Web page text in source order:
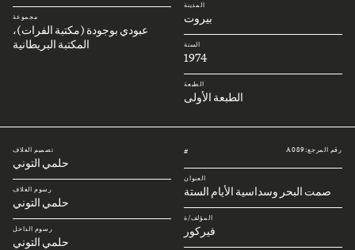
المدينة
بيروت
السنة
1974
الطبعة
الطبعة الأولى
مجموعة
عبودي بوجودة (مكتبة الفرات)،
المكتبة البريطانية
رقم المرجع: A089 #
العنوان
صمت البحر وسداسية الأيام الستة
المؤلف/ة
فيركور
تصميم الغلاف
حلمي التوني
رسوم الغلاف
حلمي التوني
رسوم الداخل
حلمي التوني